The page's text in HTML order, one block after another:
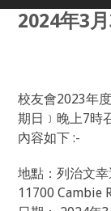
2024年3
校友會2023年
期日﹞晚上7時
內容如下 :-
地點：列治文
11700 Cambie